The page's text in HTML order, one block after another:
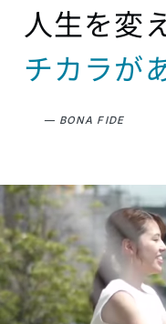
人生を変
チカラが
— BONA FIDE